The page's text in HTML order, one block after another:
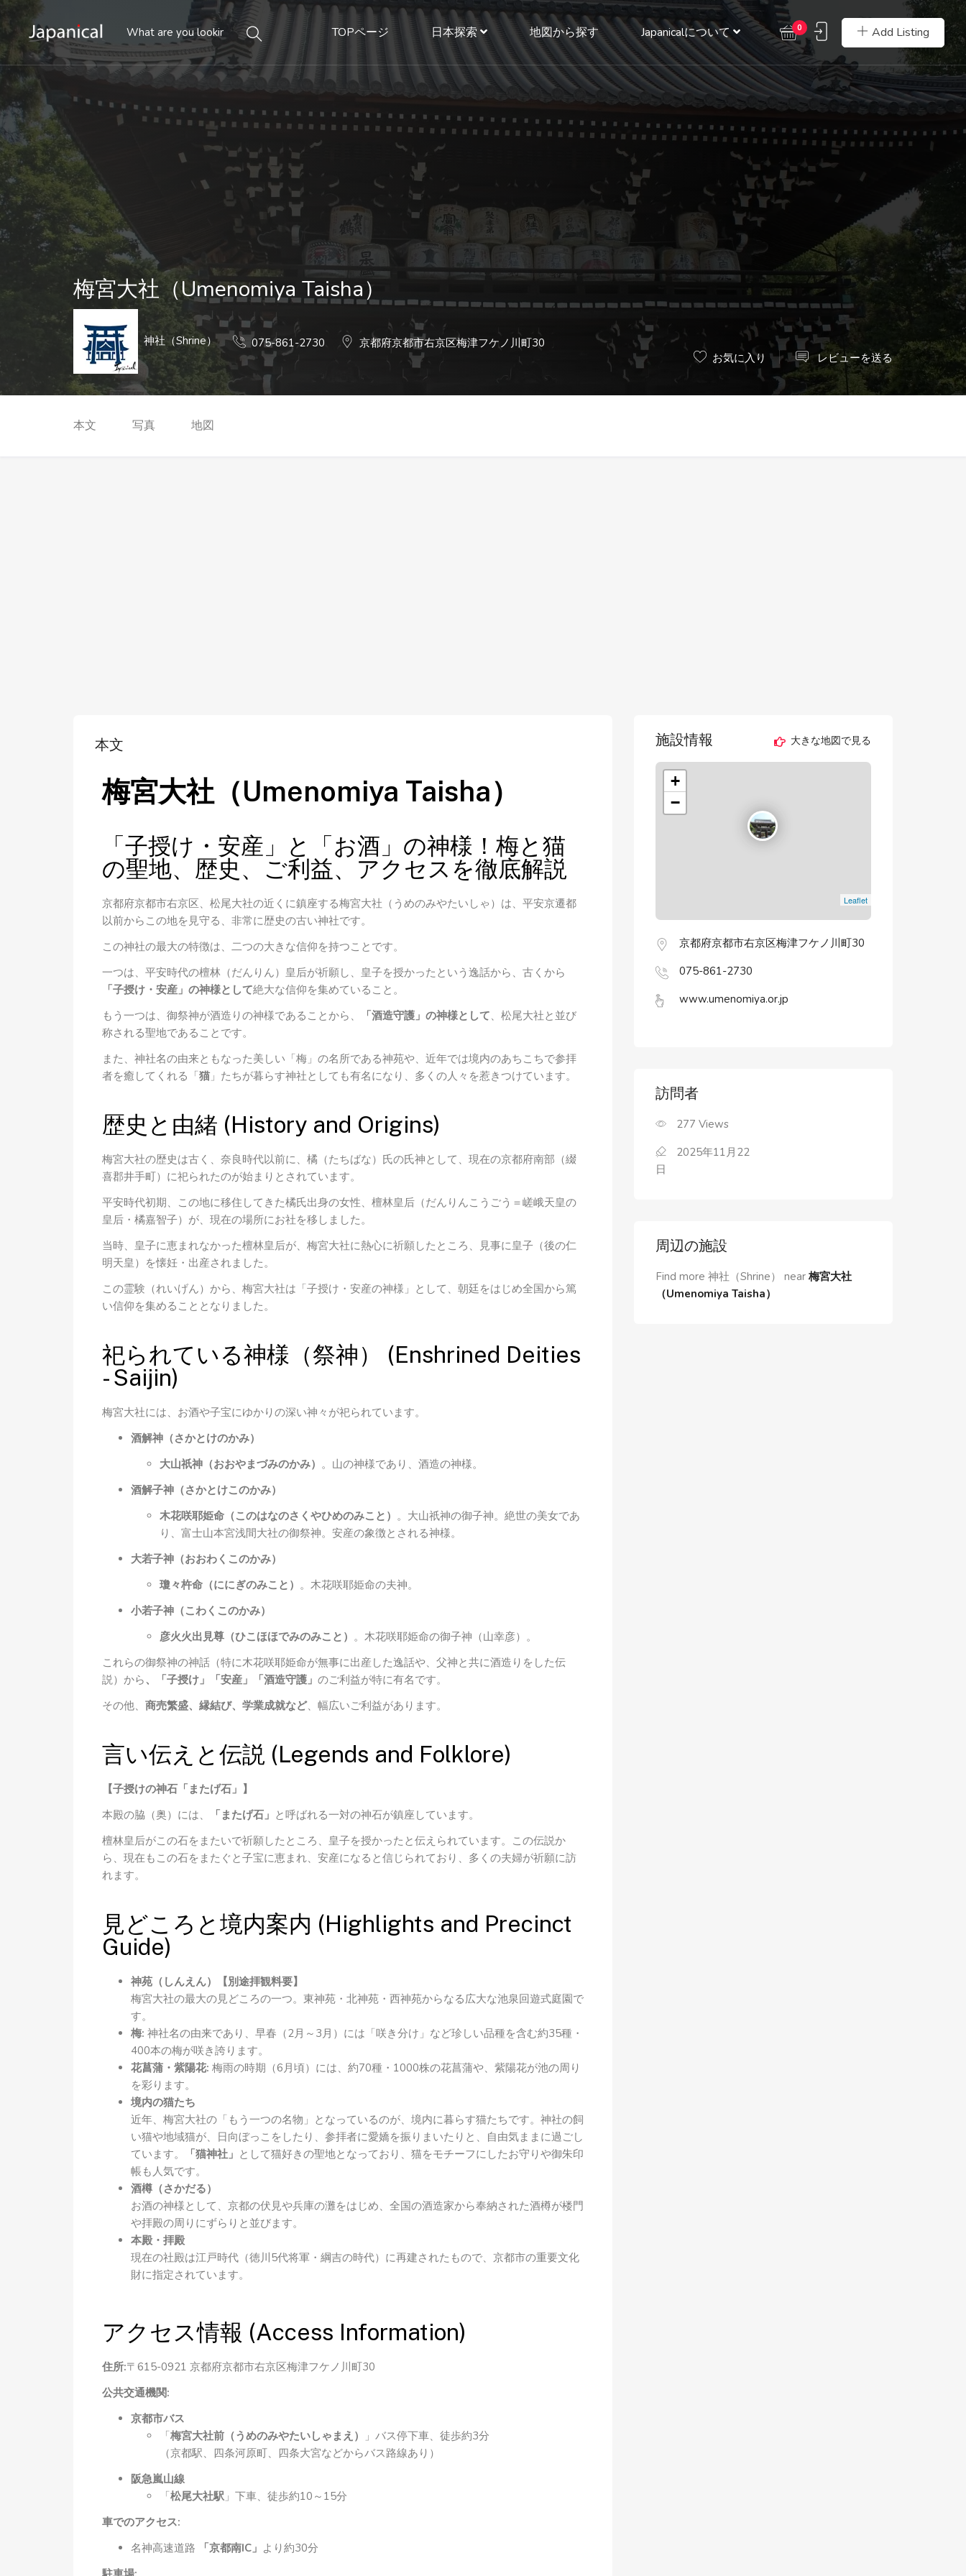
Add Listing
0
TOPページ 日本探索 地図から探す Japanicalについて
梅宮大社（Umenomiya Taisha）
神社（Shrine） 075-861-2730
京都府京都市右京区梅津フケノ川町30
お気に入り
レビューを送る
本文 写真 地図
本文
梅宮大社（Umenomiya Taisha）
「子授け・安産」と「お酒」の神様！梅と猫
の聖地、歴史、ご利益、アクセスを徹底解説
京都府京都市右京区、松尾大社の近くに鎮座する梅宮大社（うめのみやたいしゃ）は、平安京遷都
以前からこの地を見守る、非常に歴史の古い神社です。
この神社の最大の特徴は、二つの大きな信仰を持つことです。
一つは、平安時代の檀林（だんりん）皇后が祈願し、皇子を授かったという逸話から、古くから
「子授け・安産」の神様として絶大な信仰を集めていること。
もう一つは、御祭神が酒造りの神様であることから、
「酒造守護」の神様として、松尾大社と並び
称される聖地であることです。
また、神社名の由来ともなった美しい「梅」の名所である神苑や、近年では境内のあちこちで参拝
者を癒してくれる「猫 」たちが暮らす神社としても有名になり、多くの人々を惹きつけています。
歴史と由緒 (History and Origins)
梅宮大社の歴史は古く、奈良時代以前に、橘（たちばな）氏の氏神として、現在の京都府南部（綴
喜郡井手町）に祀られたのが始まりとされています。
平安時代初期、この地に移住してきた橘氏出身の女性、檀林皇后（だんりんこうごう＝嵯峨天皇の
皇后・橘嘉智子）が、現在の場所にお社を移しました。
当時、皇子に恵まれなかった檀林皇后が、梅宮大社に熱心に祈願したところ、見事に皇子（後の仁
明天皇）を懐妊・出産されました。
この霊験（れいげん）から、梅宮大社は「子授け・安産の神様」として、朝廷をはじめ全国から篤
い信仰を集めることとなりました。
祀られている神様（祭神） (Enshrined Deities
- Saijin)
梅宮大社には、お酒や子宝にゆかりの深い神々が祀られています。
酒解神（さかとけのかみ）
大山祇神（おおやまづみのかみ） 。山の神様であり、酒造の神様。
酒解子神（さかとけこのかみ）
木花咲耶姫命（このはなのさくやひめのみこと） 。大山祇神の御子神。絶世の美女であ
り、富士山本宮浅間大社の御祭神。安産の象徴とされる神様。
大若子神（おおわくこのかみ）
瓊々杵命（ににぎのみこと） 。木花咲耶姫命の夫神。
小若子神（こわくこのかみ）
彦火火出見尊（ひこほほでみのみこと） 。木花咲耶姫命の御子神（山幸彦）。
これらの御祭神の神話（特に木花咲耶姫命が無事に出産した逸話や、父神と共に酒造りをした伝
説）から、「子授け」「安産」「酒造守護」 のご利益が特に有名です。
その他、 商売繁盛、縁結び、学業成就など、幅広いご利益があります。
言い伝えと伝説 (Legends and Folklore)
【子授けの神石「またげ石」】
本殿の脇（奥）には、
「またげ石」 と呼ばれる一対の神石が鎮座しています。
檀林皇后がこの石をまたいで祈願したところ、皇子を授かったと伝えられています。この伝説か
ら、現在もこの石をまたぐと子宝に恵まれ、安産になると信じられており、多くの夫婦が祈願に訪
れます。
見どころと境内案内 (Highlights and Precinct
Guide)
神苑（しんえん）【別途拝観料要】
梅宮大社の最大の見どころの一つ。東神苑・北神苑・西神苑からなる広大な池泉回遊式庭園で
す。
梅: 神社名の由来であり、早春（2月～3月）には「咲き分け」など珍しい品種を含む約35種・
400本の梅が咲き誇ります。
花菖蒲・紫陽花: 梅雨の時期（6月頃）には、約70種・1000株の花菖蒲や、紫陽花が池の周り
を彩ります。
境内の猫たち
近年、梅宮大社の「もう一つの名物」となっているのが、境内に暮らす猫たちです。神社の飼
い猫や地域猫が、日向ぼっこをしたり、参拝者に愛嬌を振りまいたりと、自由気ままに過ごし
ています。
「猫神社」 として猫好きの聖地となっており、猫をモチーフにしたお守りや御朱印
帳も人気です。
酒樽（さかだる）
お酒の神様として、京都の伏見や兵庫の灘をはじめ、全国の酒造家から奉納された酒樽が楼門
や拝殿の周りにずらりと並びます。
本殿・拝殿
現在の社殿は江戸時代（徳川5代将軍・綱吉の時代）に再建されたもので、京都市の重要文化
財に指定されています。
アクセス情報 (Access Information)
住所:〒615-0921 京都府京都市右京区梅津フケノ川町30
公共交通機関:
京都市バス
「梅宮大社前（うめのみやたいしゃまえ）
」バス停下車、徒歩約3分
（京都駅、四条河原町、四条大宮などからバス路線あり）
阪急嵐山線
「松尾大社駅」下車、徒歩約10～15分
車でのアクセス:
名神高速道路
「京都南IC」 より約30分
施設情報 大きな地図で見る
+
−
Leaflet
京都府京都市右京区梅津フケノ川町30
075-861-2730
www.umenomiya.or.jp
訪問者
277 Views
2025年11月22
日
周辺の施設
Find more 神社（Shrine） near 梅宮大社
（Umenomiya Taisha）